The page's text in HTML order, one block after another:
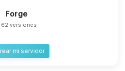
Forge
versiones
mi servidor